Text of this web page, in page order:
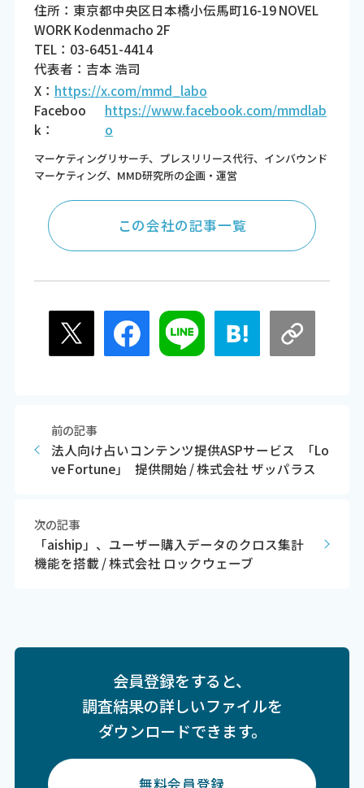
住所：東京都中央区日本橋小伝馬町16-19 NOVEL
WORK Kodenmacho 2F
TEL：03-6451-4414
代表者：吉本 浩司
X： https://x.com/mmd_labo
Faceboo
k：
https://www.facebook.com/mmdlab
o
マーケティングリサーチ、プレスリリース代行、インバウンド
マーケティング、MMD研究所の企画・運営
この会社の記事一覧
前の記事
法人向け占いコンテンツ提供ASPサービス ｢Lo
ve Fortune｣ 提供開始 / 株式会社 ザッパラス
次の記事
「aiship」、ユーザー購入データのクロス集計
機能を搭載 / 株式会社 ロックウェーブ
会員登録をすると、
調査結果の詳しいファイルを
ダウンロードできます。
無料会員登録